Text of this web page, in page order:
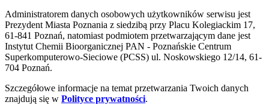
Administratorem danych osobowych użytkowników serwisu jest
Prezydent Miasta Poznania z siedzibą przy Placu Kolegiackim 17,
61-841 Poznań, natomiast podmiotem przetwarzającym dane jest
Instytut Chemii Bioorganicznej PAN - Poznańskie Centrum
Superkomputerowo-Sieciowe (PCSS) ul. Noskowskiego 12/14, 61-
704 Poznań.
Szczegółowe informacje na temat przetwarzania Twoich danych
znajdują się w Polityce prywatności.